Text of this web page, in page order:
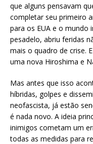
que alguns pensavam
completar seu primeiro
para os EUA e o mundo
pesadelo, abriu feridas
mais o quadro de crise.
uma nova Hiroshima e
Mas antes que isso
híbridas, golpes e
neofascista, já estão
é nada novo. A ideia
inimigos cometam um
todas as medidas para